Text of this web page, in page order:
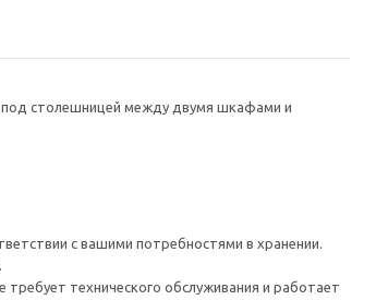
столешницей между двумя шкафами и
с вашими потребностями в хранении.
технического обслуживания и работает